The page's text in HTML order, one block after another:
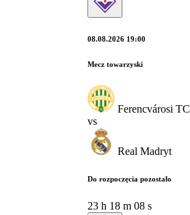
08.08.2026 19:00
Mecz towarzyski
Ferencvárosi TC
vs
Real Madryt
Do rozpoczęcia pozostało
23 h 18 m 07 s